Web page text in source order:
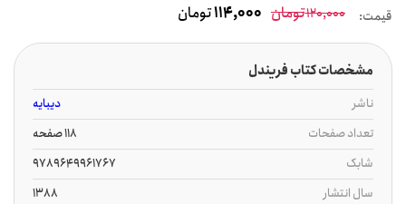
قیمت: 120,000تومان 114,000تومان
مشخصات کتاب فریندل
ناشر
دیبایه
تعداد صفحات
118 صفحه
شابک
9789649961767
سال انتشار
1388